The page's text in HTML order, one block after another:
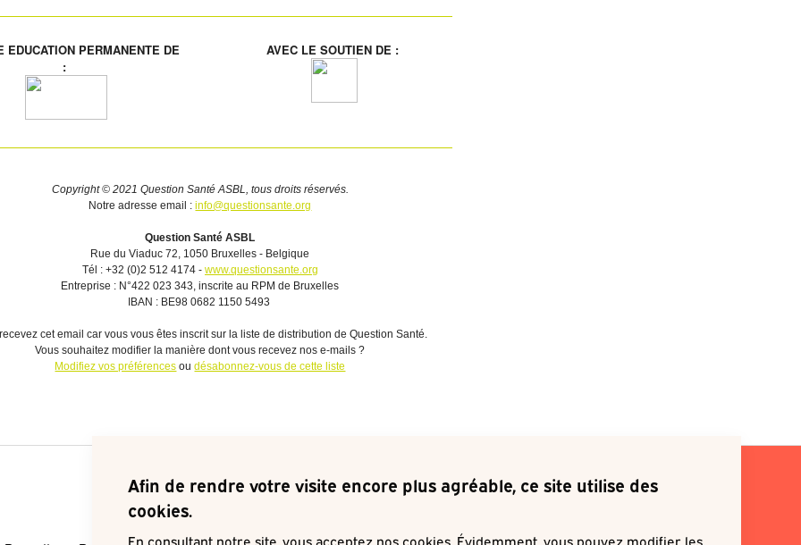
EDUCATION PERMANENTE DE
:
AVEC LE SOUTIEN DE :
Copyright © 2021 Question Santé ASBL, tous droits réservés.
Notre adresse email :info@questionsante.org
Question Santé ASBL
Rue du Viaduc 72, 1050 Bruxelles - Belgique
Tél : +32 (0)2 512 4174 - www.questionsante.org
Entreprise : N°422 023 343, inscrite au RPM de Bruxelles
IBAN : BE98 0682 1150 5493
cet email car vous vous êtes inscrit sur la liste de distribution de Question Santé.
Vous souhaitez modifier la manière dont vous recevez nos e-mails ?
Modifiez vos préférences oudésabonnez-vous de cette liste
Afin de rendre votre visite encore plus agréable, ce site utilise des
cookies.
En consultant notre site, vous acceptez nos cookies. Évidemment, vous pouvez modifier les